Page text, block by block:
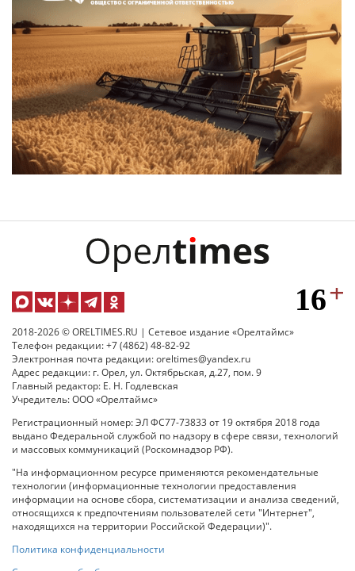
2018-2026 © ORELTIMES.RU | Сетевое издание «Орелтаймс»
Телефон редакции: +7 (4862) 48-82-92
Электронная почта редакции: oreltimes@yandex.ru
Адрес редакции: г. Орел, ул. Октябрьская, д.27, пом. 9
Главный редактор: Е. Н. Годлевская
Учредитель: ООО «Орелтаймс»
Регистрационный номер: ЭЛ ФС77-73833 от 19 октября 2018 года
выдано Федеральной службой по надзору в сфере связи, технологий
и массовых коммуникаций (Роскомнадзор РФ).
"На информационном ресурсе применяются рекомендательные
технологии (информационные технологии предоставления
информации на основе сбора, систематизации и анализа сведений,
относящихся к предпочтениям пользователей сети "Интернет",
находящихся на территории Российской Федерации)".
Политика конфиденциальности